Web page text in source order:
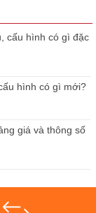
cấu hình có gì đặc
hình có gì mới?
giá và thông số